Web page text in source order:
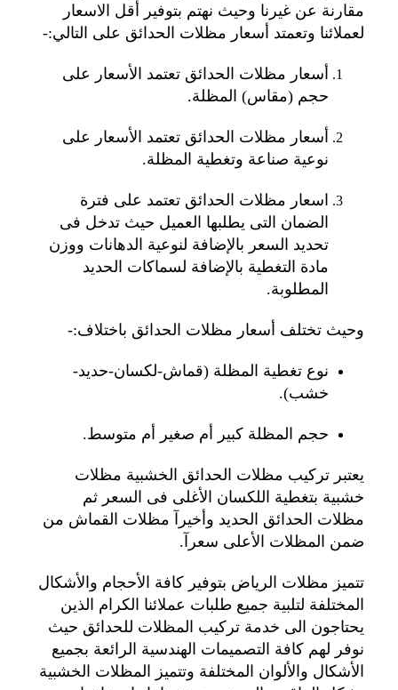
مقارنة عن غيرنا وحيث نهتم بتوفير أقل الاسعار
لعملائنا وتعمتد أسعار مظلات الحدائق على التالي:-
أسعار مظلات الحدائق تعتمد الأسعار على
حجم (مقاس) المظلة.
أسعار مظلات الحدائق تعتمد الأسعار على
نوعية صناعة وتغطية المظلة.
اسعار مظلات الحدائق تعتمد على فترة
الضمان التى يطلبها العميل حيث تدخل فى
تحديد السعر بالإضافة لنوعية الدهانات ووزن
مادة التغطية بالإضافة لسماكات الحديد
المطلوبة.
وحيث تختلف أسعار مظلات الحدائق باختلاف:-
نوع تغطية المظلة (قماش-لكسان-حديد-
خشب).
حجم المظلة كبير أم صغير أم متوسط.
يعتبر تركيب مظلات الحدائق الخشبية مظلات
خشبية بتغطية اللكسان الأغلى فى السعر ثم
مظلات الحدائق الحديد وأخيرآ مظلات القماش من
ضمن المظلات الأعلى سعرآ.
تتميز مظلات الرياض بتوفير كافة الأحجام والأشكال
المختلفة لتلبية جميع طلبات عملائنا الكرام الذين
يحتاجون الى خدمة تركيب المظلات للحدائق حيث
نوفر لهم كافة التصميمات الهندسية الرائعة بجميع
الأشكال والألوان المختلفة وتتميز المظلات الخشبية